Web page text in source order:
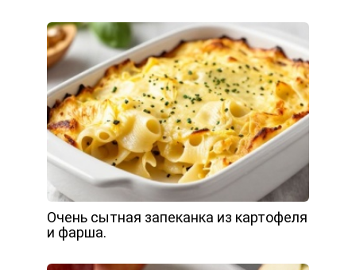
Очень сытная запеканка из картофеля
и фарша.